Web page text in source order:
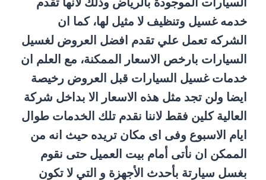
خدمه غسيل وتنظيف لا مثيل لها، كما ان
الشركه تعمل علي تقدم افضل العروض لغسيل
السيارات بارخص الاسعار الممكنة، مع العلم ان
خدمات غسيل السيارات قبل العروض رخيصة
ايضا ولن تجد مثل هذه الاسعار الا بداخل شركة
العالية كلين فقط لاننا نقدم تلك الخدمات طوال
ايام الاسبوع وفى اى مكان تريده حيث انه من
الممكن ان نأتى أمام بيت العميل حتى نقوم
بغسل سيارتة بأحدث الأجهزة و التي لا تكون